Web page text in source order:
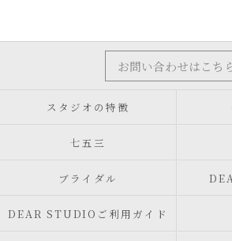
お問い合わせはこち
スタジオの特徴
七五三
ブライダル
DEAR STUDIOご利用ガイド